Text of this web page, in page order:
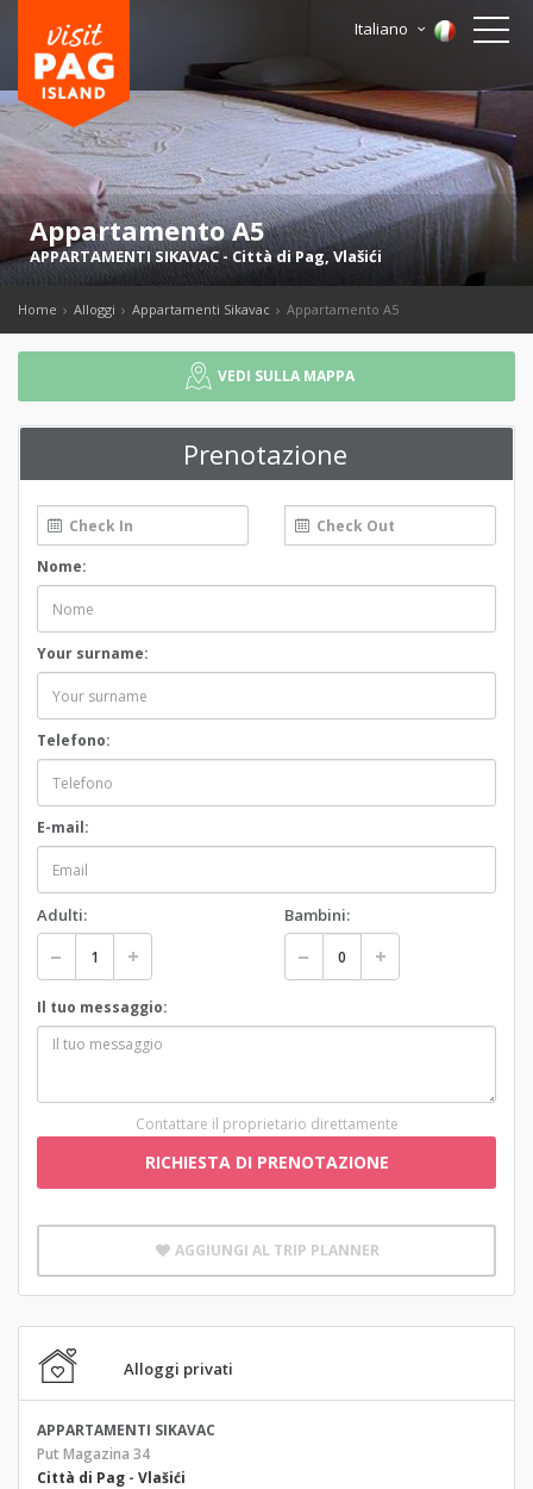
Italiano
Appartamento A5
APPARTAMENTI SIKAVAC - Città di Pag, Vlašići
Home Alloggi Appartamenti Sikavac Appartamento A5
VEDI SULLA MAPPA
Prenotazione
Nome:
Your surname:
Telefono:
E-mail:
Adulti: Bambini:
Il tuo messaggio:
Contattare il proprietario direttamente
RICHIESTA DI PRENOTAZIONE
AGGIUNGI AL TRIP PLANNER
Alloggi privati
APPARTAMENTI SIKAVAC
Put Magazina 34
Città di Pag - Vlašići